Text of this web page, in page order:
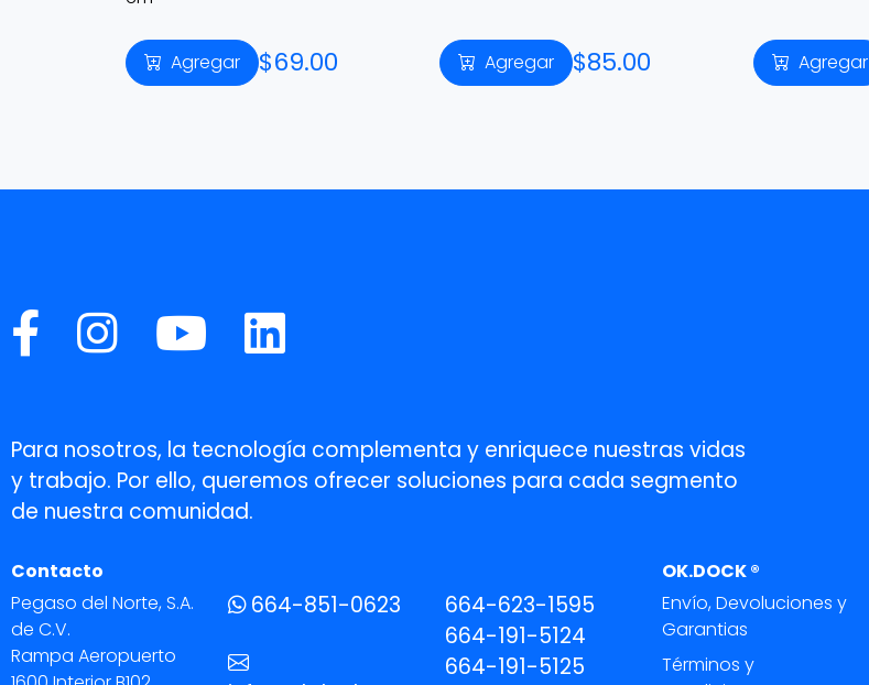
Agregar $69.00 Agregar $85.00 Agregar
Para nosotros, la tecnología complementa y enriquece nuestras vidas
y trabajo. Por ello, queremos ofrecer soluciones para cada segmento
de nuestra comunidad.
Contacto
Pegaso del Norte, S.A.
de C.V.
Rampa Aeropuerto
664-851-0623
664-623-1595
664-191-5124
664-191-5125
OK.DOCK ®
Envío, Devoluciones y
Garantias
Términos y